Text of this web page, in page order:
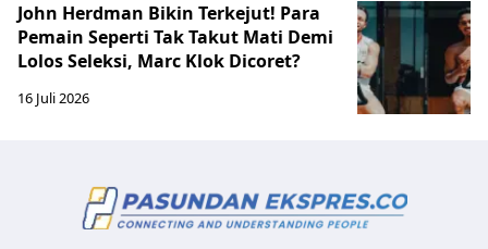
John Herdman Bikin Terkejut! Para
Pemain Seperti Tak Takut Mati Demi
Lolos Seleksi, Marc Klok Dicoret?
16 Juli 2026